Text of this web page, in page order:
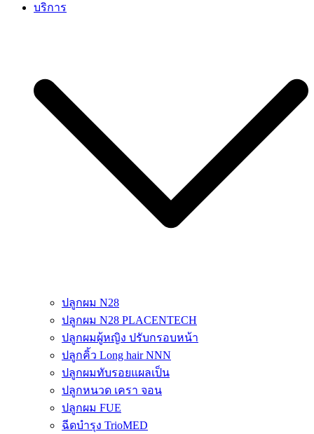
บริการ
ปลูกผม N28
ปลูกผม N28 PLACENTECH
ปลูกผมผู้หญิง ปรับกรอบหน้า
ปลูกคิ้ว Long hair NNN
ปลูกผมทับรอยแผลเป็น
ปลูกหนวด เครา จอน
ปลูกผม FUE
ฉีดบำรุง TrioMED